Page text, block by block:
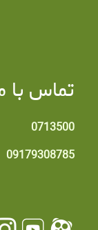
تماس با
0713500
09179308785